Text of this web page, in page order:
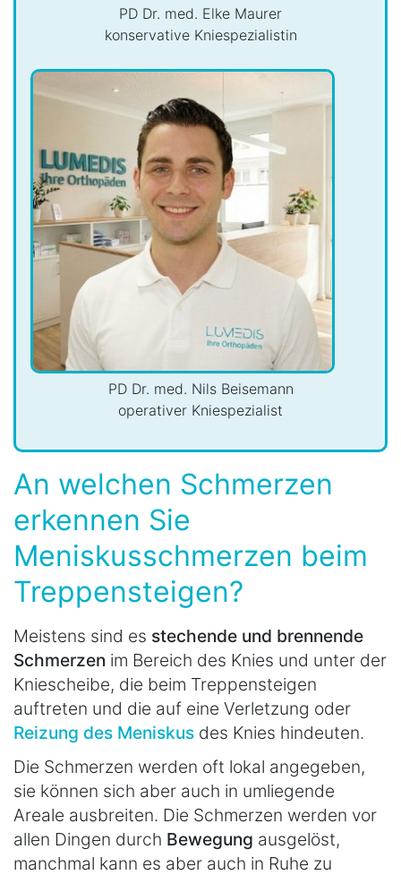
PD Dr. med. Elke Maurer
konservative Kniespezialistin
PD Dr. med. Nils Beisemann
operativer Kniespezialist
An welchen Schmerzen
erkennen Sie
Meniskusschmerzen beim
Treppensteigen?
Meistens sind es stechende und brennende
Schmerzen im Bereich des Knies und unter der
Kniescheibe, die beim Treppensteigen
auftreten und die auf eine Verletzung oder
Reizung des Meniskus des Knies hindeuten.
Die Schmerzen werden oft lokal angegeben,
sie können sich aber auch in umliegende
Areale ausbreiten. Die Schmerzen werden vor
allen Dingen durch Bewegung ausgelöst,
manchmal kann es aber auch in Ruhe zu